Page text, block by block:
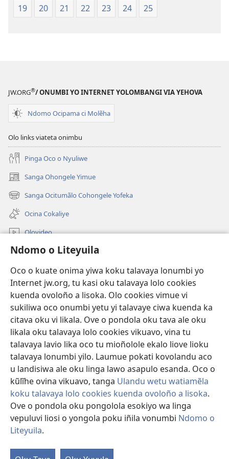
Ndomo o Liteyuila
Oco o kuate onima yiwa koku talavaya lonumbi yo
Internet jw.org, tu kasi oku talavaya lolo cookies
kuenda ovoloño a lisoka. Olo cookies vimue vi
sukiliwa oco onumbi yetu yi talavaye ciwa kuenda ka
citava oku vi likala. Ove o pondola oku tava ale oku
likala oku talavaya lolo cookies vikuavo, vina tu
talavaya lavio lika oco tu mioñolole ekalo liove lioku
talavaya lonumbi yilo. Laumue pokati kovolandu aco
u landisiwa ale oku linga lawo asapulo esanda. Oco o
kũlĩhe ovina vikuavo, tanga Ulandu wetu watiamẽla
koku talavaya lolo cookies kuenda ovoloño a lisoka.
Ove o pondola oku pongolola esokiyo wa linga
vepuluvi liosi o yongola poku iñila vonumbi Ndomo o
Liteyuila.
19
20 21 22 23 24 25
JW.ORG®/ ONUMBI YO INTERNET YOLOMBANGI VIA YEHOVA
Ndomo Ocipama ci Molẽha
Olo links viateta onimbu
Pinga Oco o Nyuliwe
Sanga Ohongele Yimue
(yikula
onjanela
yokaliye)
Sanga Ocitumãlo Cohongele Yofeka
(yikula
onjanela
yokaliye)
Ocina Cokaliye
Olovideo
Videos with Audio Descriptions
Sandiliya
Ekuatiso
Olombanjaile
(yikula
onjanela
yokaliye)OCISELEKO CALIVULU VO INTERNET Colombangi Via
Yehova™
(yikula
onjanela
yokaliye)JW Hub
(yikula
onjanela
yokaliye)
OJW Library